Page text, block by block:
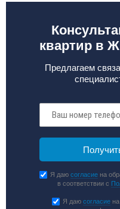
квартир в
Предлагаем
Я даюсогласие на
в соответствии с
Я даю согласиена